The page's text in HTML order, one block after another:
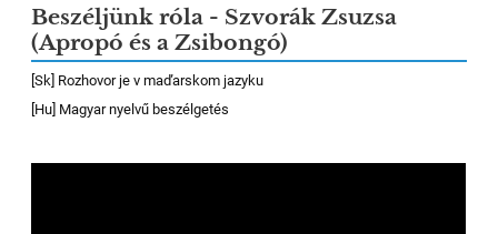
Beszéljünk róla - Szvorák Zsuzsa
(Apropó és a Zsibongó)
[Sk] Rozhovor je v maďarskom jazyku
[Hu] Magyar nyelvű beszélgetés